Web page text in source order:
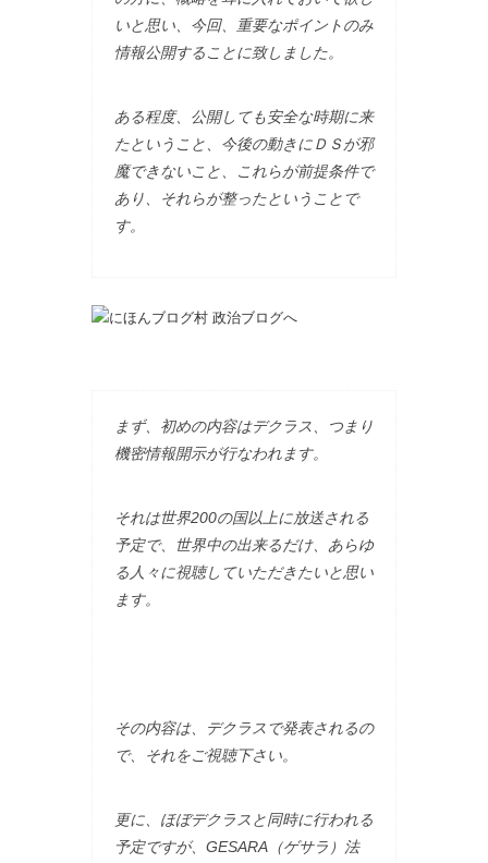
いと思い、今回、重要なポイントのみ
情報公開することに致しました。
ある程度、公開しても安全な時期に来
たということ、今後の動きにＤＳが邪
魔できないこと、これらが前提条件で
あり、それらが整ったということで
す。
まず、初めの内容はデクラス、つまり
機密情報開示が行なわれます。
それは世界200の国以上に放送される
予定で、世界中の出来るだけ、あらゆ
る人々に視聴していただきたいと思い
ます。
その内容は、デクラスで発表されるの
で、それをご視聴下さい。
更に、ほぼデクラスと同時に行われる
予定ですが、GESARA（ゲサラ）法